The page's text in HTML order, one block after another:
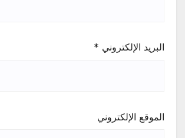
البريد الإلكتروني *
الموقع الإلكتروني